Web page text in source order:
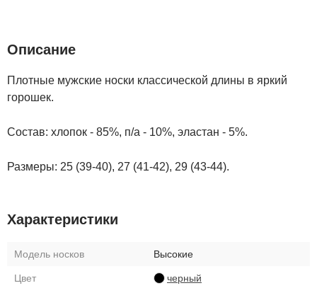
Описание
Плотные мужские носки классической длины в яркий
горошек.
Состав: хлопок - 85%, п/а - 10%, эластан - 5%.
Размеры: 25 (39-40), 27 (41-42), 29 (43-44).
Характеристики
Модель носков Высокие
Цвет черный